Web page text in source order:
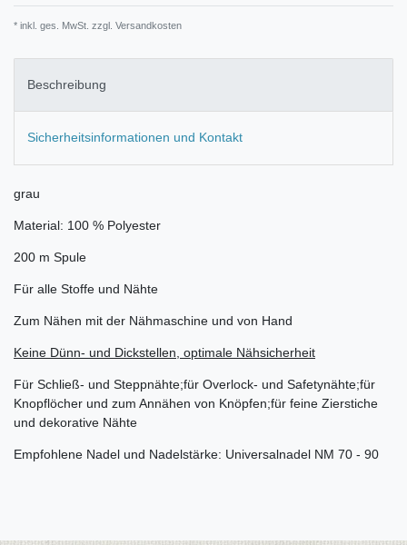
* inkl. ges. MwSt. zzgl. Versandkosten
Beschreibung
Sicherheitsinformationen und Kontakt
grau
Material: 100 % Polyester
200 m Spule
Für alle Stoffe und Nähte
Zum Nähen mit der Nähmaschine und von Hand
Keine Dünn- und Dickstellen, optimale Nähsicherheit
Für Schließ- und Steppnähte;für Overlock- und Safetynähte;für
Knopflöcher und zum Annähen von Knöpfen;für feine Zierstiche
und dekorative Nähte
Empfohlene Nadel und Nadelstärke: Universalnadel NM 70 - 90